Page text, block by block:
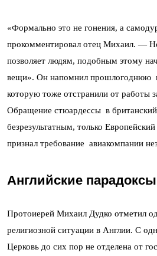
«Формально это не гонения, а
прокомментировал отец Михаил. —
позволяет людям, подобным этому
вещи». Он напомнил прошлогоднюю
которую тоже отстранили от работы
Обращение стюардессы в британский
безрезультатным, только
признал требование авиакомпании
Английские парадоксы
Протоиерей Михаил Дудко отметил
религиозной ситуации в Англии. С
Церковь до сих пор не отделена от